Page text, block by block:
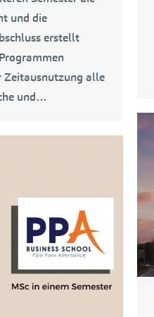
und die
erstellt
Zeitausnutzung alle
und…